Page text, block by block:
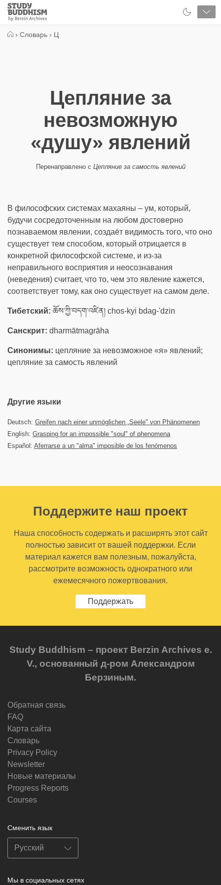
Close
Study
Buddhism
› Словарь › Ц
Цепляние за
невозможную
«душу» явлений
Перенаправлено с Цепляние за самость явлений
В философских системах махаяны – ум, который,
будучи сосредоточенным на любом достоверно
познаваемом явлении, создаёт видимость того, что оно
существует тем способом, который отрицается в
конкретной философской системе, и из-за
неправильного восприятия и неосознавания
(неведения) считает, что то, чем это явление кажется,
соответствует тому, как оно существует на самом деле.
Тибетский: ཆོས་ཀྱི་བདག་འཛིན། chos-kyi bdag-'dzin
Санскрит: dharmātmagrāha
Синонимы: цепляние за невозможное «я» явлений;
цепляние за самость явлений
Другие языки
Deutsch: Greifen nach einer unmöglichen „Seele" von Phänomenen
English: Grasping for an impossible "soul" of phenomena
Español: Aferrarse a un "alma" imposible de los fenómenos
Поддержите наш проект
Наша способность содержать и расширять этот сайт
полностью зависит от вашей поддержки. Если
материал кажется вам полезным, пожалуйста,
рассмотрите возможность однократного или
ежемесячного пожертвования.
Поддержать
Study Buddhism – проект Berzin Archives e.
V., основанный д-ром Александром
Берзиным.
Обратная связь
FAQ
Карта сайта
Словарь
Privacy Policy
Newsletter
Новые материалы
Progress Reports
Courses
Сменить язык
Мы в социальных сетях